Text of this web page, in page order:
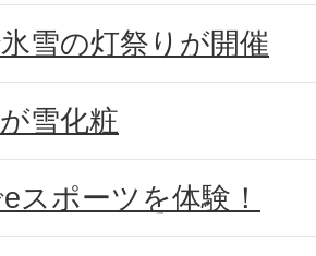
雪の灯祭りが開催
雪化粧
スポーツを体験！